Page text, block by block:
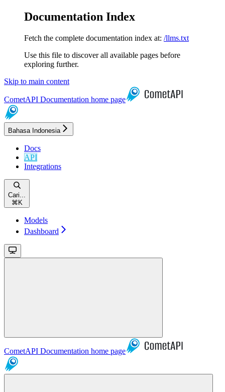
Documentation Index
Fetch the complete documentation index at: /llms.txt
Use this file to discover all available pages before
exploring further.
Skip to main content
CometAPI Documentation home page
Bahasa Indonesia
Docs
API
Integrations
Cari...
⌘ K
Models
Dashboard
CometAPI Documentation home page